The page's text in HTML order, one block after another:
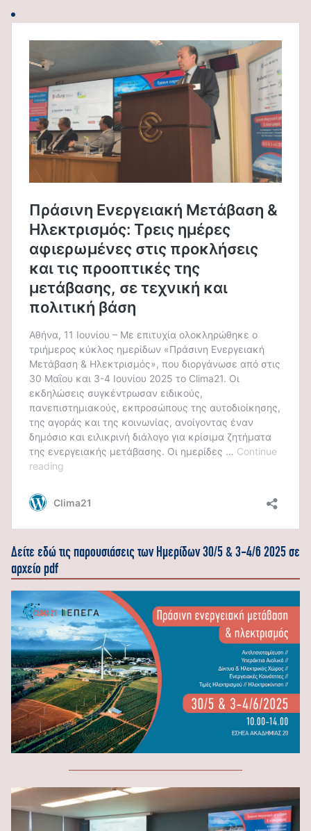
Δείτε εδώ τις παρουσιάσεις των Ημερίδων 30/5 & 3-4/6 2025 σε
αρχείο pdf